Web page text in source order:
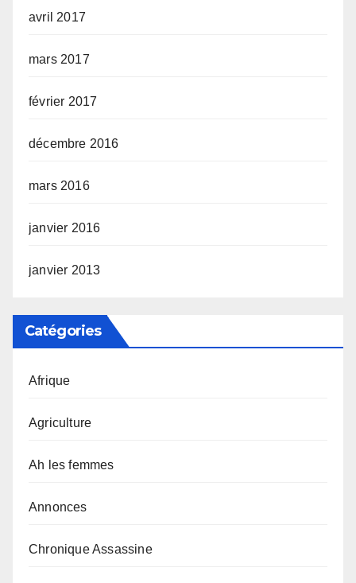
avril 2017
mars 2017
février 2017
décembre 2016
mars 2016
janvier 2016
janvier 2013
Catégories
Afrique
Agriculture
Ah les femmes
Annonces
Chronique Assassine